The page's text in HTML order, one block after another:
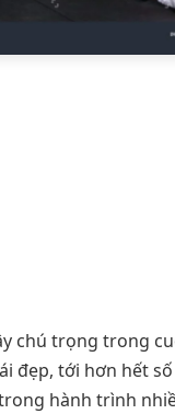
chú trọng trong
đẹp, tới hơn hết
hành trình